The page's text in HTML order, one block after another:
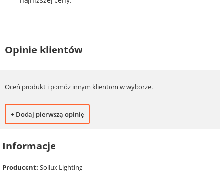
Opinie klientów
Oceń produkt i pomóż innym klientom w wyborze.
+ Dodaj pierwszą opinię
Informacje
Producent: Sollux Lighting